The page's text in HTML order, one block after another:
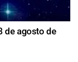
de agosto de